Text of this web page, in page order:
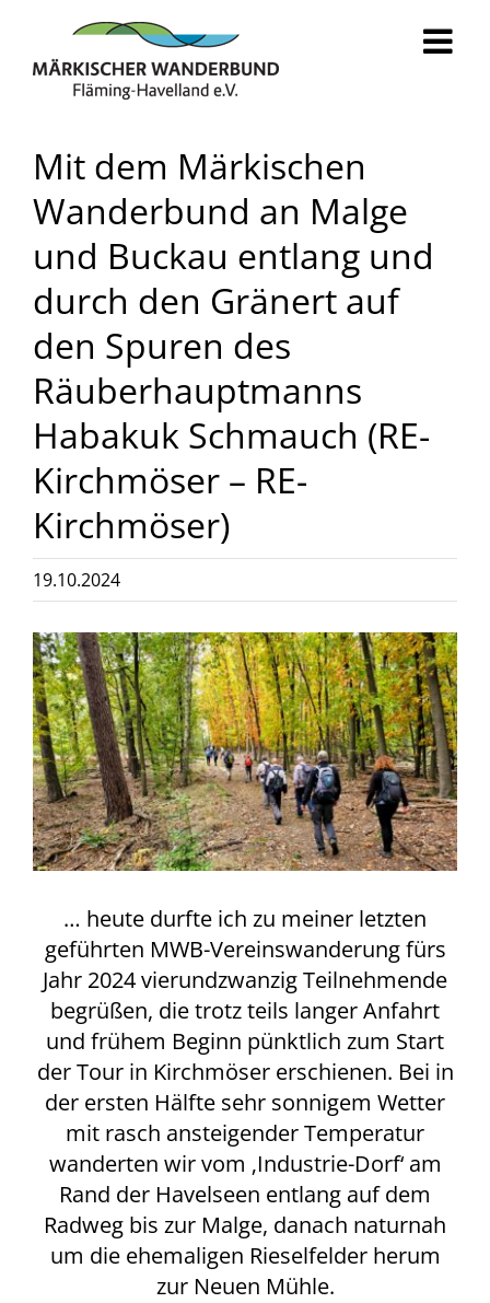
springen
Mit dem Märkischen
Wanderbund an Malge
und Buckau entlang und
durch den Gränert auf
den Spuren des
Räuberhauptmanns
Habakuk Schmauch (RE-
Kirchmöser – RE-
Kirchmöser)
19.10.2024
Zeige
grösseres
Bild
… heute durfte ich zu meiner letzten
geführten MWB-Vereinswanderung fürs
Jahr 2024 vierundzwanzig Teilnehmende
begrüßen, die trotz teils langer Anfahrt
und frühem Beginn pünktlich zum Start
der Tour in Kirchmöser erschienen. Bei in
der ersten Hälfte sehr sonnigem Wetter
mit rasch ansteigender Temperatur
wanderten wir vom ‚Industrie-Dorf‘ am
Rand der Havelseen entlang auf dem
Radweg bis zur Malge, danach naturnah
um die ehemaligen Rieselfelder herum
zur Neuen Mühle.